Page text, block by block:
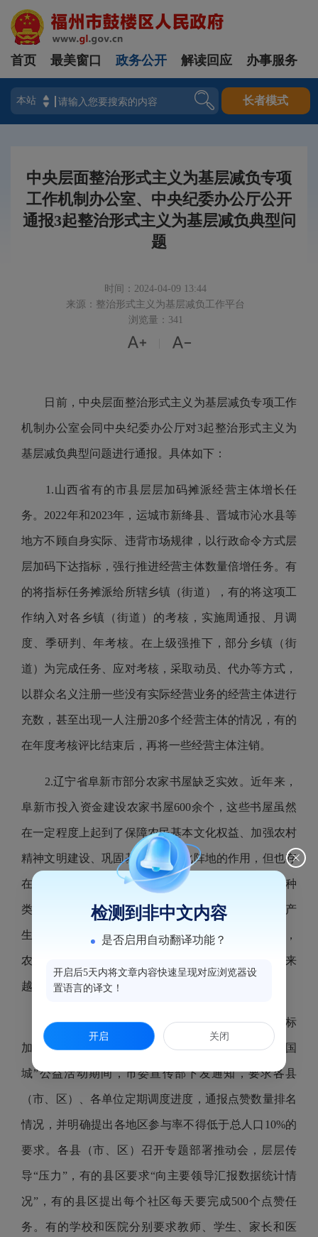
登录
首页 最美窗口 政务公开 解读回应 办事服务
长者模式
中央层面整治形式主义为基层减负专项
工作机制办公室、中央纪委办公厅公开
通报3起整治形式主义为基层减负典型问
题
时间：2024-04-09 13:44
来源：整治形式主义为基层减负工作平台
浏览量：341
 
日前，中央层面整治形式主义为基层减负专项工作
机制办公室会同中央纪委办公厅对3起整治形式主义为
基层减负典型问题进行通报。具体如下：
1.山西省有的市县层层加码摊派经营主体增长任
务。2022年和2023年，运城市新绛县、晋城市沁水县等
地方不顾自身实际、违背市场规律，以行政命令方式层
层加码下达指标，强行推进经营主体数量倍增任务。有
的将指标任务摊派给所辖乡镇（街道），有的将这项工
作纳入对各乡镇（街道）的考核，实施周通报、月调
度、季研判、年考核。在上级强推下，部分乡镇（街
道）为完成任务、应对考核，采取动员、代办等方式，
以群众名义注册一些没有实际经营业务的经营主体进行
充数，甚至出现一人注册20多个经营主体的情况，有的
在年度考核评比结束后，再将一些经营主体注销。
2.辽宁省阜新市部分农家书屋缺乏实效。近年来，
阜新市投入资金建设农家书屋600余个，这些书屋虽然
在一定程度上起到了保障农民基本文化权益、加强农村
精神文明建设、巩固基层思想文化阵地的作用，但也存
在脱离实际需求、管理维护等配套机制不健全、图书种
类偏少以及图书配备的针对性、适用性与农民实际生产
生活存在差距等问题。在当前信息化快速发展形势下，
农民群众获取信息方式更加多元，书屋实际利用率越来
越低，客观上造成资金使用浪费。
3.黑龙江省齐齐哈尔市在公益活动中设立点赞指标
加重基层负担。2023年，齐齐哈尔市在参与“点赞中国
城”公益活动期间，市委宣传部下发通知，要求各县
（市、区）、各单位定期调度进度，通报点赞数量排名
情况，并明确提出各地区参与率不得低于总人口10%的
要求。各县（市、区）召开专题部署推动会，层层传
导“压力”，有的县区要求“向主要领导汇报数据统计情
况”，有的县区提出每个社区每天要完成500个点赞任
务。有的学校和医院分别要求教师、学生、家长和医
检测到非中文内容
是否启用自动翻译功能？
开启后5天内将文章内容快速呈现对应浏览器设
置语言的译文！
开启 关闭